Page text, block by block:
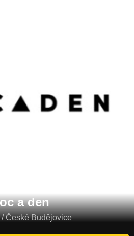
a den
České Budějovice